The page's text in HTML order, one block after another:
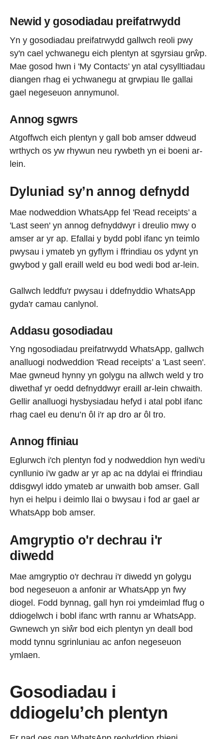
Newid y gosodiadau preifatrwydd
Yn y gosodiadau preifatrwydd gallwch reoli pwy
sy'n cael ychwanegu eich plentyn at sgyrsiau grŵp.
Mae gosod hwn i 'My Contacts’ yn atal cysylltiadau
diangen rhag ei ychwanegu at grwpiau lle gallai
gael negeseuon annymunol.
Annog sgwrs
Atgoffwch eich plentyn y gall bob amser ddweud
wrthych os yw rhywun neu rywbeth yn ei boeni ar-
lein.
Dyluniad sy’n annog defnydd
Mae nodweddion WhatsApp fel 'Read receipts’ a
'Last seen' yn annog defnyddwyr i dreulio mwy o
amser ar yr ap. Efallai y bydd pobl ifanc yn teimlo
pwysau i ymateb yn gyflym i ffrindiau os ydynt yn
gwybod y gall eraill weld eu bod wedi bod ar-lein.
Gallwch leddfu'r pwysau i ddefnyddio WhatsApp
gyda'r camau canlynol.
Addasu gosodiadau
Yng ngosodiadau preifatrwydd WhatsApp, gallwch
analluogi nodweddion 'Read receipts’ a 'Last seen'.
Mae gwneud hynny yn golygu na allwch weld y tro
diwethaf yr oedd defnyddwyr eraill ar-lein chwaith.
Gellir analluogi hysbysiadau hefyd i atal pobl ifanc
rhag cael eu denu’n ôl i'r ap dro ar ôl tro.
Annog ffiniau
Eglurwch i'ch plentyn fod y nodweddion hyn wedi'u
cynllunio i'w gadw ar yr ap ac na ddylai ei ffrindiau
ddisgwyl iddo ymateb ar unwaith bob amser. Gall
hyn ei helpu i deimlo llai o bwysau i fod ar gael ar
WhatsApp bob amser.
Amgryptio o'r dechrau i'r
diwedd
Mae amgryptio o'r dechrau i'r diwedd yn golygu
bod negeseuon a anfonir ar WhatsApp yn fwy
diogel. Fodd bynnag, gall hyn roi ymdeimlad ffug o
ddiogelwch i bobl ifanc wrth rannu ar WhatsApp.
Gwnewch yn siŵr bod eich plentyn yn deall bod
modd tynnu sgrinluniau ac anfon negeseuon
ymlaen.
Gosodiadau i
ddiogelu’ch plentyn